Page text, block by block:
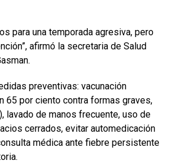
para una temporada agresiva, pero
afirmó la secretaria de Salud
preventivas: vacunación
65 por ciento contra formas graves,
lavado de manos frecuente, uso de
cerrados, evitar automedicación
médica ante fiebre persistente